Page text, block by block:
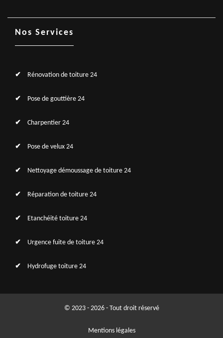
Nos Services
Rénovation de toiture 24
Pose de gouttière 24
Charpentier 24
Pose de velux 24
Nettoyage démoussage de toiture 24
Réparation de toiture 24
Etanchéité toiture 24
Urgence fuite de toiture 24
Hydrofuge toiture 24
© 2023 - 2026 - Tout droit réservé
Mentions légales